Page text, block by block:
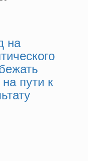
на
пути к